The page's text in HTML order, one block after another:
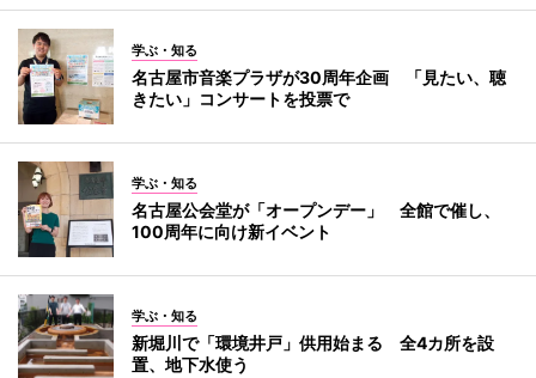
学ぶ・知る
名古屋市音楽プラザが30周年企画 「見たい、聴
きたい」コンサートを投票で
学ぶ・知る
名古屋公会堂が「オープンデー」 全館で催し、
100周年に向け新イベント
学ぶ・知る
新堀川で「環境井戸」供用始まる 全4カ所を設
置、地下水使う